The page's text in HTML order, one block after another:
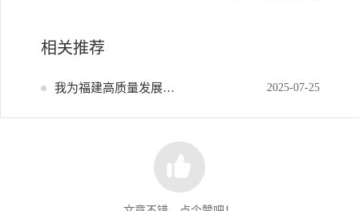
相关推荐
我为福建高质量发展献策 2025-07-25